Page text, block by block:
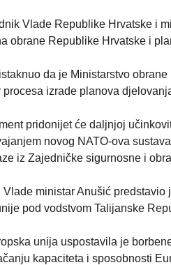
Vlade Republike Hrvatske i
obrane Republike Hrvatske i
da je Ministarstvo
procesa izrade planova
pridonijet će daljnjoj
novog NATO-ova
iz Zajedničke sigurnosne i
Vlade ministar Anušić
pod vodstvom Talijanske
unija uspostavila je
kapaciteta i sposobnosti